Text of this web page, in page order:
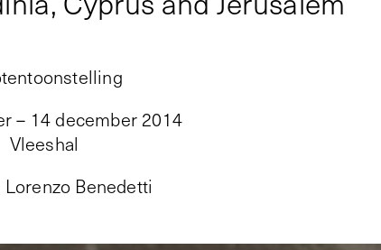
– 14 december 2014
Vleeshal
Lorenzo Benedetti